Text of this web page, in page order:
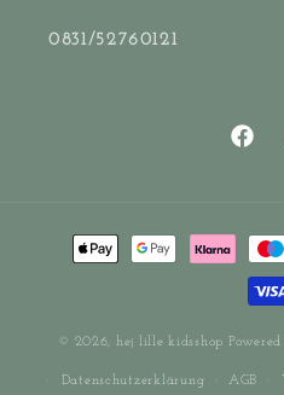
0831/52760121
Zahlungsmethoden
© 2026, hej lille kidsshop
Datenschutzerklärung AGB